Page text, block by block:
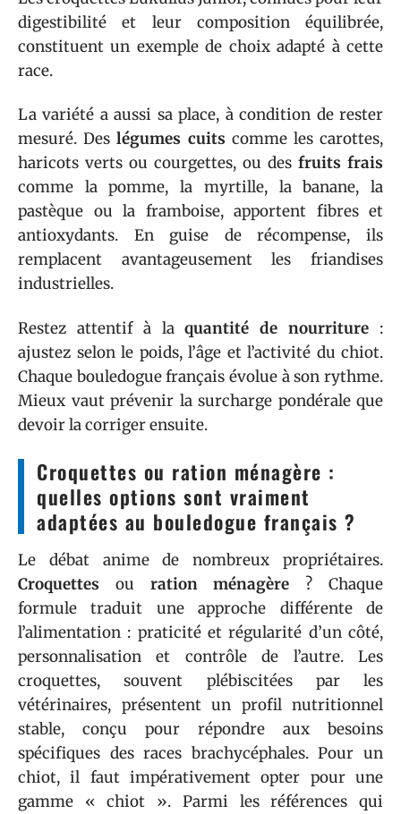
digestibilité et leur composition équilibrée,
constituent un exemple de choix adapté à cette
race.
La variété a aussi sa place, à condition de rester
mesuré. Deslégumes cuits comme les carottes,
haricots verts ou courgettes, ou des fruits frais
comme la pomme, la myrtille, la banane, la
pastèque ou la framboise, apportent fibres et
antioxydants. En guise de récompense, ils
remplacent avantageusement les friandises
industrielles.
Restez attentif à laquantité de nourriture :
ajustez selon le poids, l’âge et l’activité du chiot.
Chaque bouledogue français évolue à son rythme.
Mieux vaut prévenir la surcharge pondérale que
devoir la corriger ensuite.
Croquettes ou ration ménagère :
quelles options sont vraiment
adaptées au bouledogue français ?
Le débat anime de nombreux propriétaires.
Croquettes ou ration ménagère ? Chaque
formule traduit une approche différente de
l’alimentation : praticité et régularité d’un côté,
personnalisation et contrôle de l’autre. Les
croquettes, souvent plébiscitées par les
vétérinaires, présentent un profil nutritionnel
stable, conçu pour répondre aux besoins
spécifiques des races brachycéphales. Pour un
chiot, il faut impérativement opter pour une
gamme « chiot ». Parmi les références qui